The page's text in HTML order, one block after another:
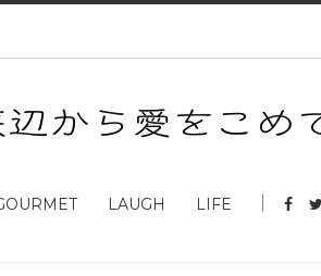
LAUGH LIFE